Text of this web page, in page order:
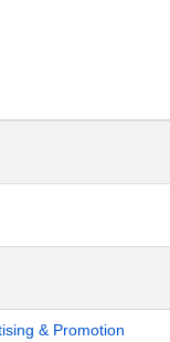
& Promotion